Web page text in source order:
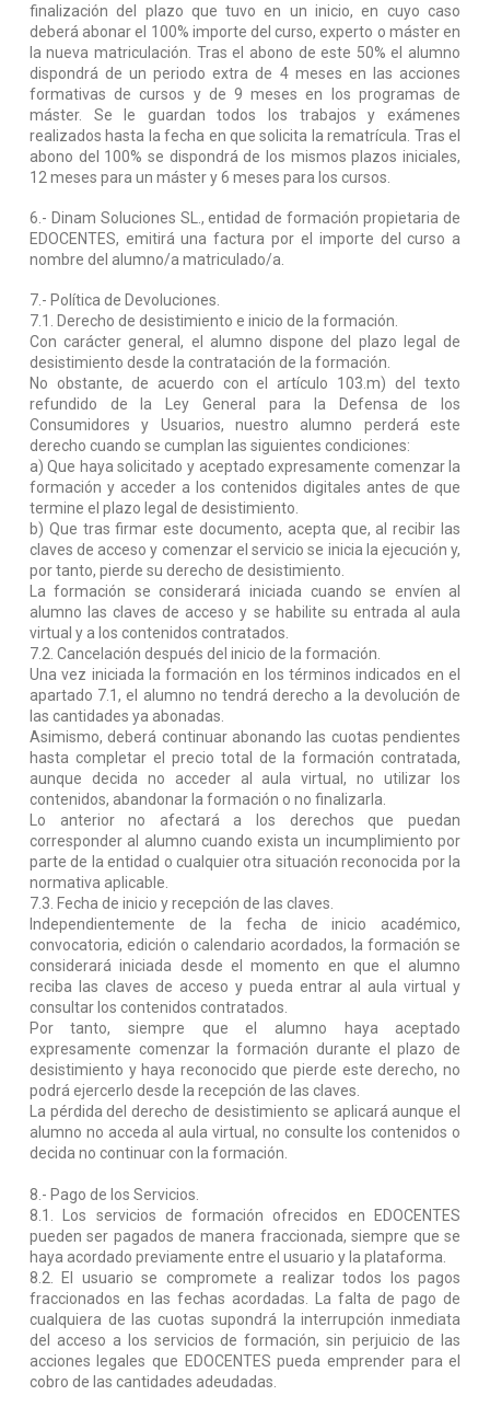
finalización del plazo que tuvo en un inicio, en cuyo caso
deberá abonar el 100% importe del curso, experto o máster en
la nueva matriculación. Tras el abono de este 50% el alumno
dispondrá de un periodo extra de 4 meses en las acciones
formativas de cursos y de 9 meses en los programas de
máster. Se le guardan todos los trabajos y exámenes
realizados hasta la fecha en que solicita la rematrícula. Tras el
abono del 100% se dispondrá de los mismos plazos iniciales,
12 meses para un máster y 6 meses para los cursos.
6.- Dinam Soluciones SL., entidad de formación propietaria de
EDOCENTES, emitirá una factura por el importe del curso a
nombre del alumno/a matriculado/a.
7.- Política de Devoluciones.
7.1. Derecho de desistimiento e inicio de la formación.
Con carácter general, el alumno dispone del plazo legal de
desistimiento desde la contratación de la formación.
No obstante, de acuerdo con el artículo 103.m) del texto
refundido de la Ley General para la Defensa de los
Consumidores y Usuarios, nuestro alumno perderá este
derecho cuando se cumplan las siguientes condiciones:
a) Que haya solicitado y aceptado expresamente comenzar la
formación y acceder a los contenidos digitales antes de que
termine el plazo legal de desistimiento.
b) Que tras firmar este documento, acepta que, al recibir las
claves de acceso y comenzar el servicio se inicia la ejecución y,
por tanto, pierde su derecho de desistimiento.
La formación se considerará iniciada cuando se envíen al
alumno las claves de acceso y se habilite su entrada al aula
virtual y a los contenidos contratados.
7.2. Cancelación después del inicio de la formación.
Una vez iniciada la formación en los términos indicados en el
apartado 7.1, el alumno no tendrá derecho a la devolución de
las cantidades ya abonadas.
Asimismo, deberá continuar abonando las cuotas pendientes
hasta completar el precio total de la formación contratada,
aunque decida no acceder al aula virtual, no utilizar los
contenidos, abandonar la formación o no finalizarla.
Lo anterior no afectará a los derechos que puedan
corresponder al alumno cuando exista un incumplimiento por
parte de la entidad o cualquier otra situación reconocida por la
normativa aplicable.
7.3. Fecha de inicio y recepción de las claves.
Independientemente de la fecha de inicio académico,
convocatoria, edición o calendario acordados, la formación se
considerará iniciada desde el momento en que el alumno
reciba las claves de acceso y pueda entrar al aula virtual y
consultar los contenidos contratados.
Por tanto, siempre que el alumno haya aceptado
expresamente comenzar la formación durante el plazo de
desistimiento y haya reconocido que pierde este derecho, no
podrá ejercerlo desde la recepción de las claves.
La pérdida del derecho de desistimiento se aplicará aunque el
alumno no acceda al aula virtual, no consulte los contenidos o
decida no continuar con la formación.
8.- Pago de los Servicios.
8.1. Los servicios de formación ofrecidos en EDOCENTES
pueden ser pagados de manera fraccionada, siempre que se
haya acordado previamente entre el usuario y la plataforma.
8.2. El usuario se compromete a realizar todos los pagos
fraccionados en las fechas acordadas. La falta de pago de
cualquiera de las cuotas supondrá la interrupción inmediata
del acceso a los servicios de formación, sin perjuicio de las
acciones legales que EDOCENTES pueda emprender para el
cobro de las cantidades adeudadas.